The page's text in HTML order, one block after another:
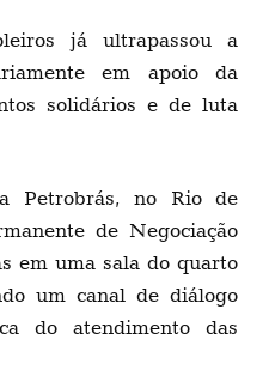
já ultrapassou a
em apoio da
solidários e de luta
Petrobrás, no Rio de
de Negociação
em uma sala do quarto
um canal de diálogo
do atendimento das